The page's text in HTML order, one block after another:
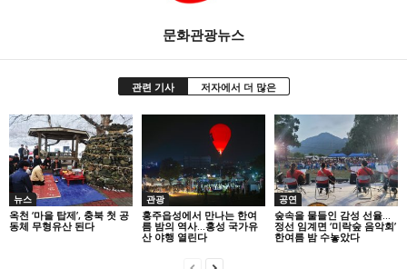
문화관광뉴스
관련 기사 저자에서 더 많은
뉴스
옥천 ‘마을 탑제’, 충북 첫 공
동체 무형유산 된다
관광
홍주읍성에서 만나는 한여
름 밤의 역사…홍성 국가유
산 야행 열린다
공연
숲속을 물들인 감성 선율…
정선 임계면 ‘미락숲 음악회’
한여름 밤 수놓았다